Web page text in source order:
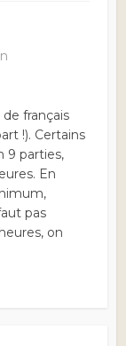
français
!). Certains
9 parties,
En
pas
on